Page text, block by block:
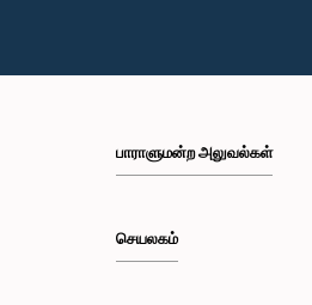
பாராளுமன்ற அலுவல்கள்
செயலகம்